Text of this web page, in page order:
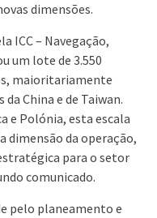
dimensões.
ICC – Navegação,
um lote de 3.550
maioritariamente
China e de Taiwan.
e Polónia, esta escala
dimensão da operação,
para o setor
comunicado.
pelo planeamento e